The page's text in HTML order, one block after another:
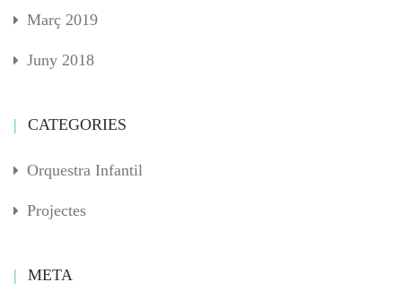
Març 2019
Juny 2018
CATEGORIES
Orquestra Infantil
Projectes
META